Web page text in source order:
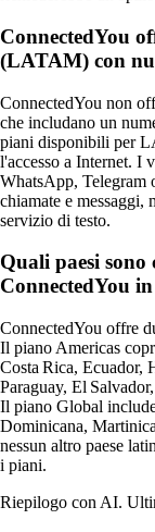
ConnectedYou
(LATAM) con
ConnectedYou non
che includano un
piani disponibili per
l'accesso a Internet. I
WhatsApp, Telegram
chiamate e messaggi,
servizio di testo.
Quali paesi
ConnectedYou
ConnectedYou offre
Il piano Americas
Costa Rica, Ecuador,
Paraguay, El
Il piano Global
Dominicana,
nessun altro paese
i piani.
Riepilogo con AI.